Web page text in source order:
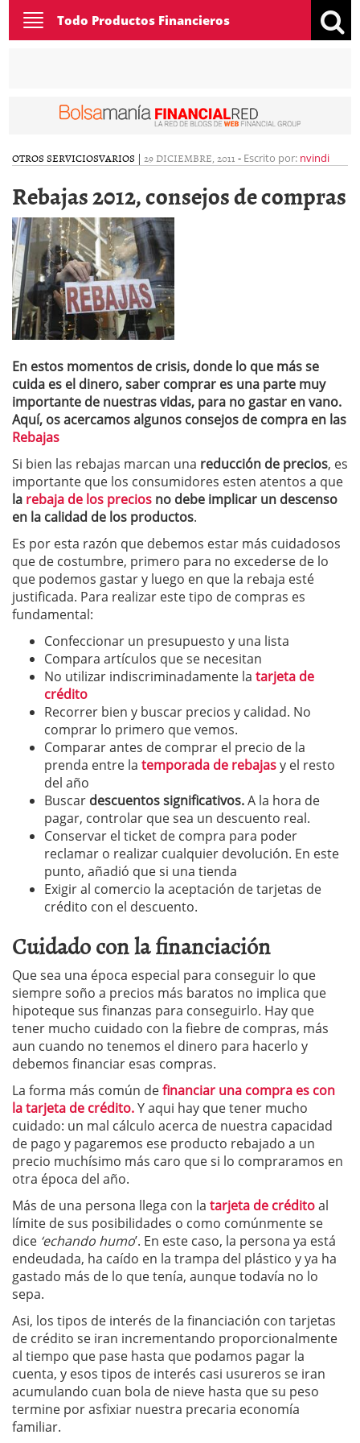
Toggle
navigation
Todo Productos Financieros
OTROS SERVICIOSVARIOS | 29 DICIEMBRE, 2011 - Escrito por: nvindi
Rebajas 2012, consejos de compras
En estos momentos de crisis, donde lo que más se
cuida es el dinero, saber comprar es una parte muy
importante de nuestras vidas, para no gastar en vano.
Aquí, os acercamos algunos consejos de compra en las
Rebajas
Si bien las rebajas marcan una reducción de precios, es
importante que los consumidores esten atentos a que
la rebaja de los precios no debe implicar un descenso
en la calidad de los productos.
Es por esta razón que debemos estar más cuidadosos
que de costumbre, primero para no excederse de lo
que podemos gastar y luego en que la rebaja esté
justificada. Para realizar este tipo de compras es
fundamental:
Confeccionar un presupuesto y una lista
Compara artículos que se necesitan
No utilizar indiscriminadamente la tarjeta de
crédito
Recorrer bien y buscar precios y calidad. No
comprar lo primero que vemos.
Comparar antes de comprar el precio de la
prenda entre la temporada de rebajasy el resto
del año
Buscar descuentos significativos.A la hora de
pagar, controlar que sea un descuento real.
Conservar el ticket de compra para poder
reclamar o realizar cualquier devolución. En este
punto, añadió que si una tienda
Exigir al comercio la aceptación de tarjetas de
crédito con el descuento.
Cuidado con la financiación
Que sea una época especial para conseguir lo que
siempre soño a precios más baratos no implica que
hipoteque sus finanzas para conseguirlo. Hay que
tener mucho cuidado con la fiebre de compras, más
aun cuando no tenemos el dinero para hacerlo y
debemos financiar esas compras.
La forma más común definanciar una compra es con
la tarjeta de crédito.Y aqui hay que tener mucho
cuidado: un mal cálculo acerca de nuestra capacidad
de pago y pagaremos ese producto rebajado a un
precio muchísimo más caro que si lo compraramos en
otra época del año.
Más de una persona llega con la tarjeta de créditoal
límite de sus posibilidades o como comúnmente se
dice ‘echando humo’. En este caso, la persona ya está
endeudada, ha caído en la trampa del plástico y ya ha
gastado más de lo que tenía, aunque todavía no lo
sepa.
Asi, los tipos de interés de la financiación con tarjetas
de crédito se iran incrementando proporcionalmente
al tiempo que pase hasta que podamos pagar la
cuenta, y esos tipos de interés casi usureros se iran
acumulando cuan bola de nieve hasta que su peso
termine por asfixiar nuestra precaria economía
familiar.